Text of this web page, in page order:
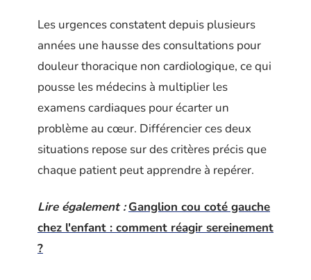
Les urgences constatent depuis plusieurs
années une hausse des consultations pour
douleur thoracique non cardiologique, ce qui
pousse les médecins à multiplier les
examens cardiaques pour écarter un
problème au cœur. Différencier ces deux
situations repose sur des critères précis que
chaque patient peut apprendre à repérer.
Lire également : Ganglion cou coté gauche
chez l'enfant : comment réagir sereinement
?